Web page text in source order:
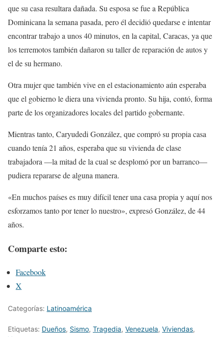
que su casa resultara dañada. Su esposa se fue a República
Dominicana la semana pasada, pero él decidió quedarse e intentar
encontrar trabajo a unos 40 minutos, en la capital, Caracas, ya que
los terremotos también dañaron su taller de reparación de autos y
el de su hermano.
Otra mujer que también vive en el estacionamiento aún esperaba
que el gobierno le diera una vivienda pronto. Su hija, contó, forma
parte de los organizadores locales del partido gobernante.
Mientras tanto, Caryudedi González, que compró su propia casa
cuando tenía 21 años, esperaba que su vivienda de clase
trabajadora —la mitad de la cual se desplomó por un barranco—
pudiera repararse de alguna manera.
«En muchos países es muy difícil tener una casa propia y aquí nos
esforzamos tanto por tener lo nuestro», expresó González, de 44
años.
Comparte esto:
Facebook
X
Categorías: Latinoamérica
Etiquetas: Dueños, Sismo, Tragedia, Venezuela, Viviendas,